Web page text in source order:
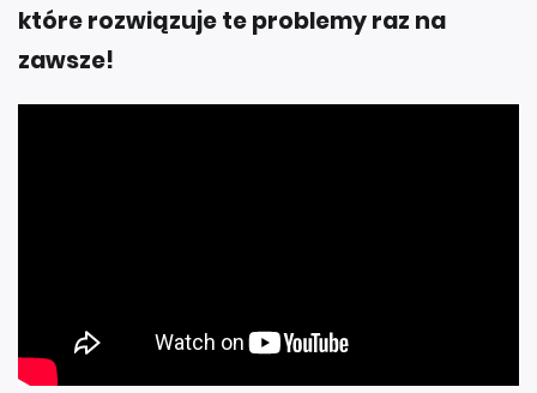
które rozwiązuje te problemy raz na
zawsze!